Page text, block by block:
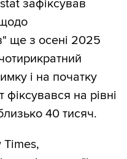
зафіксував
ще з осені 2025
і на початку
на рівні
40 тисяч.
Times,